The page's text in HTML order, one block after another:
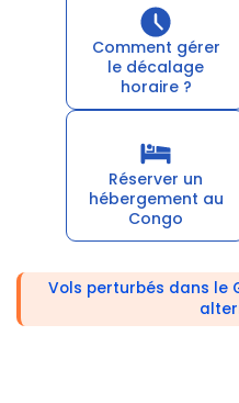
Comment gérer
le décalage
horaire ?
Réserver un
hébergement au
Congo
Vols perturbés dans le